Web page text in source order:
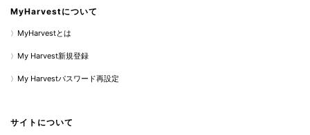
MyHarvestについて
MyHarvestとは
My Harvest新規登録
My Harvestパスワード再設定
サイトについて